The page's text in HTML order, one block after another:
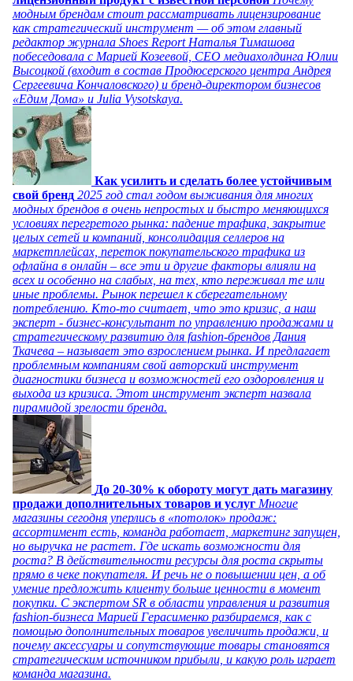
модным брендам стоит рассматривать лицензирование
как стратегический инструмент — об этом главный
редактор журнала Shoes Report Наталья Тимашова
побеседовала с Марией Козеевой, СЕО медиахолдинга Юлии
Высоцкой (входит в состав Продюсерского центра Андрея
Сергеевича Кончаловского) и бренд-директором бизнесов
«Едим Дома» и Julia Vysotskaya.
Как усилить и сделать более устойчивым
свой бренд 2025 год стал годом выживания для многих
модных брендов в очень непростых и быстро меняющихся
условиях перегретого рынка: падение трафика, закрытие
целых сетей и компаний, консолидация селлеров на
маркетплейсах, переток покупательского трафика из
офлайна в онлайн – все эти и другие факторы влияли на
всех и особенно на слабых, на тех, кто переживал те или
иные проблемы. Рынок перешел к сберегательному
потреблению. Кто-то считает, что это кризис, а наш
эксперт - бизнес-консультант по управлению продажами и
стратегическому развитию для fashion-брендов Дания
Ткачева – называет это взрослением рынка. И предлагает
проблемным компаниям свой авторский инструмент
диагностики бизнеса и возможностей его оздоровления и
выхода из кризиса. Этот инструмент эксперт назвала
пирамидой зрелости бренда.
До 20-30% к обороту могут дать магазину
продажи дополнительных товаров и услуг Многие
магазины сегодня уперлись в «потолок» продаж:
ассортимент есть, команда работает, маркетинг запущен,
но выручка не растет. Где искать возможности для
роста? В действительности ресурсы для роста скрыты
прямо в чеке покупателя. И речь не о повышении цен, а об
умение предложить клиенту больше ценности в момент
покупки. С экспертом SR в области управления и развития
fashion-бизнеса Марией Герасименко разбираемся, как с
помощью дополнительных товаров увеличить продажи, и
почему аксессуары и сопутствующие товары становятся
стратегическим источником прибыли, и какую роль играет
команда магазина.